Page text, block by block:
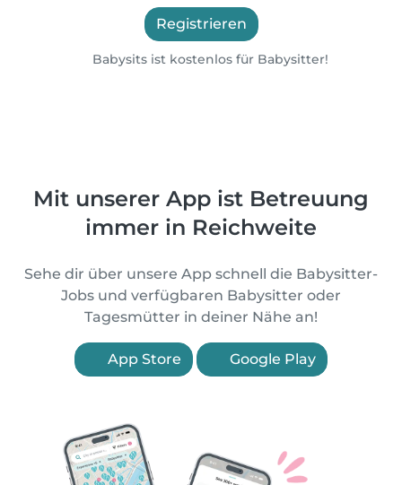
Registrieren
Babysits ist kostenlos für Babysitter!
Mit unserer App ist Betreuung
immer in Reichweite
Sehe dir über unsere App schnell die Babysitter-
Jobs und verfügbaren Babysitter oder
Tagesmütter in deiner Nähe an!
App Store Google Play